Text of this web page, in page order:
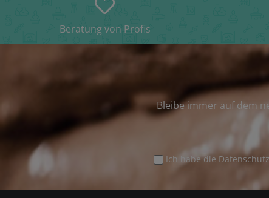
Beratung von Profis
Bleibe immer auf dem
Ich habe die